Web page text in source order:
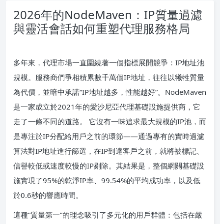
2026年的NodeMaven：IP質量過濾
與靈活會話如何重塑代理服務格局
多年來，代理市場一直圍繞著一個指標展開競爭：IP地址池
規模。服務商們爭相積累數千萬個IP地址，往往以犧牲質量
為代價，並暗中承諾“IP地址越多，性能越好”。NodeMaven
是一家成立於2021年的愛沙尼亞代理基礎設施提供商，它
走了一條不同的道路。 它沒有一味追求最大規模的IP池，而
是專注於IP分配給用戶之前的環節——通過專有的實時過濾
算法對IP地址進行篩選，在IP到達客戶之前，就將被標記、
信譽較低或速度較慢的IP剔除。其結果是，整個網關基礎設
施實現了95%的乾淨IP率、99.54%的平均成功率，以及低
於0.6秒的響應時間。
這種“質量第一”的理念吸引了多元化的用戶群體：包括在嚴